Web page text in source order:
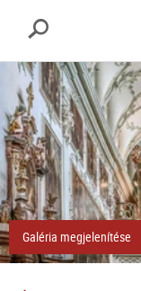
Keresés
Galéria megjelenítése